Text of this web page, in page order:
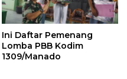
Ini Daftar Pemenang
Lomba PBB Kodim
1309/Manado